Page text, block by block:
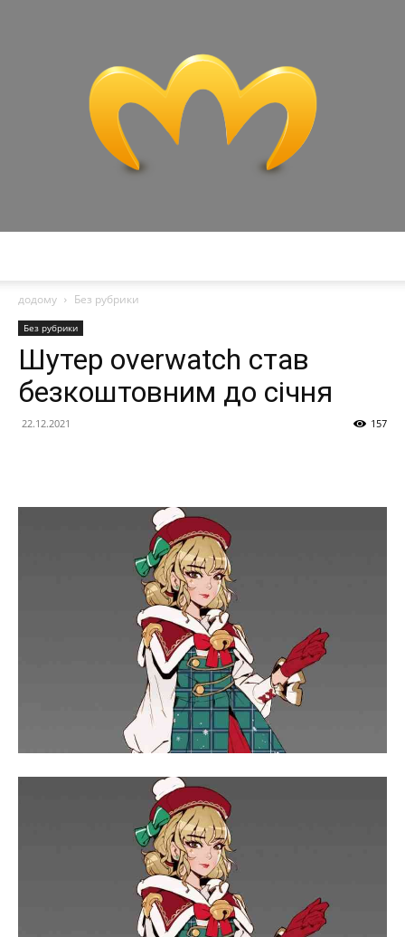
додому
Без рубрики
Без рубрики
Шутер overwatch став
безкоштовним до січня
22.12.2021 157